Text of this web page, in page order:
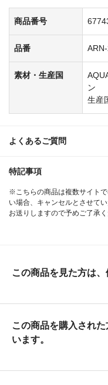
商品番号
品番
素材・生産国
ン
生産
よくあるご質問
特記事項
※こちらの商品は複数サイト
い場合、キャンセルとさせて
お送りしますので予めご了承く
この商品を見た方は
この商品を購入され
います。